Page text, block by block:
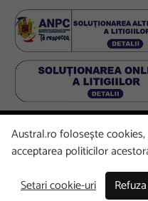
Copyright © 2026
Austral.ro folosește
acceptarea politicilor
Setari cookie-uri